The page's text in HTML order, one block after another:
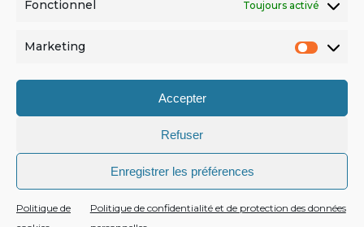
Fonctionnel Toujours activé
Marketing
Accepter
Refuser
Enregistrer les préférences
Politique de
Politique de confidentialité et de protection des données
LES EXCLUS
DANS VOTRE
MENTIONS LÉGALES
POLITIQUE DE CONFIDENTIALITÉ
AGENCE EQUINOXAL